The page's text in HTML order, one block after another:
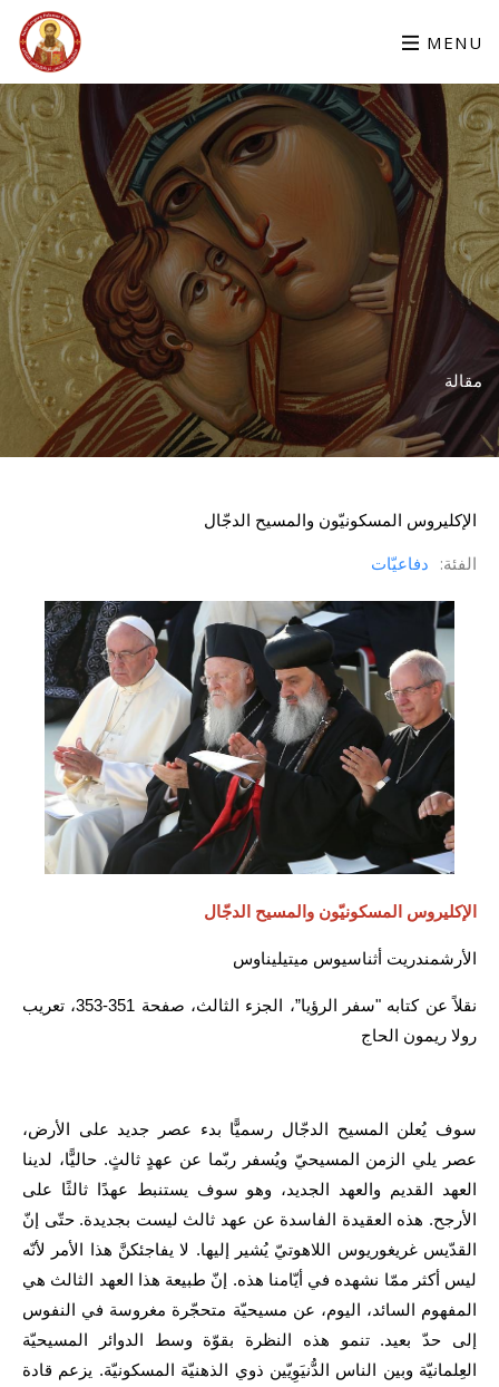
MENU
مقالة
الإكليروس المسكونيّون والمسيح الدجّال
الفئة: دفاعيّات
الإكليروس المسكونيّون والمسيح الدجّال
الأرشمندريت أثناسيوس ميتيليناوس
نقلاً عن كتابه "سفر الرؤيا”، الجزء الثالث، صفحة 351-353، تعريب
رولا ريمون الحاج
سوف يُعلن المسيح الدجّال رسميًّا بدء عصر جديد على الأرض،
عصر يلي الزمن المسيحيّ ويُسفر ربّما عن عهدٍ ثالثٍ. حاليًّا، لدينا
العهد القديم والعهد الجديد، وهو سوف يستنبط عهدًا ثالثًا على
الأرجح. هذه العقيدة الفاسدة عن عهد ثالث ليست بجديدة. حتّى إنّ
القدّيس غريغوريوس اللاهوتيّ يُشير إليها. لا يفاجئكنَّ هذا الأمر لأنّه
ليس أكثر ممّا نشهده في أيّامنا هذه. إنّ طبيعة هذا العهد الثالث هي
المفهوم السائد، اليوم، عن مسيحيّة متحجّرة مغروسة في النفوس
إلى حدّ بعيد. تنمو هذه النظرة بقوّة وسط الدوائر المسيحيّة
العِلمانيّة وبين الناس الدُّنيَوِيّين ذوي الذهنيّة المسكونيّة. يزعم قادة